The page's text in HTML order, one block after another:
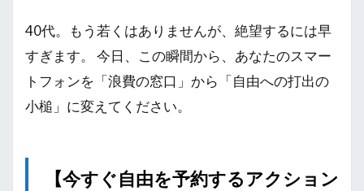
40代。もう若くはありませんが、絶望するには早
すぎます。 今日、この瞬間から、あなたのスマー
トフォンを「浪費の窓口」から「自由への打出の
小槌」に変えてください。
【今すぐ自由を予約するアクション